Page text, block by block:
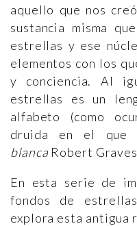
aquello que nos
sustancia misma
estrellas y ese
elementos con los
y conciencia. Al
estrellas es un
alfabeto (como
druida en el que
blanca Robert
En esta serie de
fondos de
explora esta antigua